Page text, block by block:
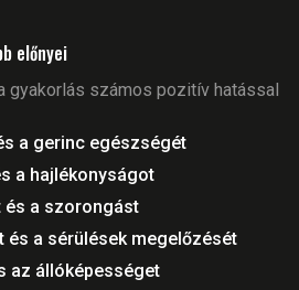
előnyei
gyakorlás számos pozitív hatással
a gerinc egészségét
a hajlékonyságot
és a szorongást
és a sérülések megelőzését
az állóképességet